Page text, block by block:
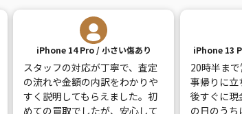
¥14,100
¥30,100
¥9,100
¥10,000
¥13,000
¥8,000 ¥8,500
iPhone 14 Pro / 小さい傷あり
スタッフの対応が丁寧で、査定
の流れや金額の内訳をわかりや
すく説明してもらえました。初
めての買取でしたが、安心して
iPhone 13
20時半ま
事帰りに立
後すぐに現
の日のう